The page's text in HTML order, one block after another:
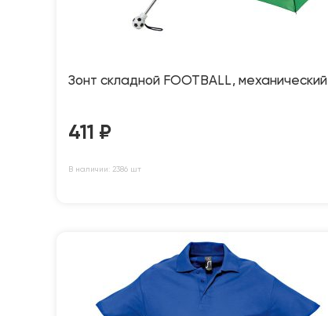
Зонт складной FOOTBALL, механический
411 ₽
В наличии: 2386 шт